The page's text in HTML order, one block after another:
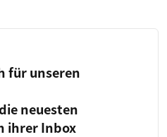
für unseren
neuesten
ihrer Inbox